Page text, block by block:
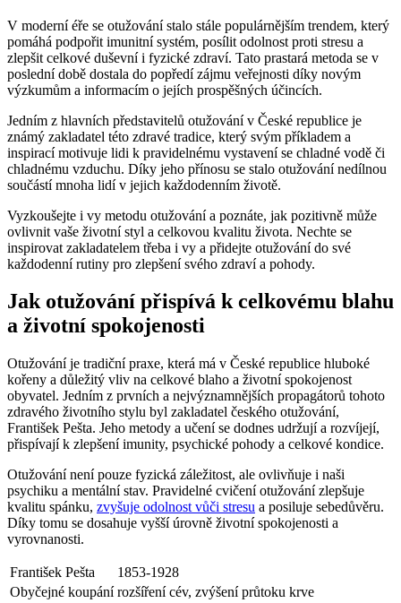
V moderní éře se otužování stalo stále populárnějším trendem, který
pomáhá podpořit imunitní systém, posílit odolnost proti stresu a
zlepšit celkové duševní i fyzické zdraví. Tato prastará metoda se v
poslední době dostala do popředí zájmu veřejnosti díky novým
výzkumům a informacím o jejích prospěšných účincích.
Jedním z hlavních představitelů otužování v České republice je
známý zakladatel této zdravé tradice, který svým příkladem a
inspirací motivuje lidi k pravidelnému vystavení se chladné vodě či
chladnému vzduchu. Díky jeho přínosu se stalo otužování nedílnou
součástí mnoha lidí v jejich každodenním životě.
Vyzkoušejte i vy metodu otužování a poznáte, jak pozitivně může
ovlivnit vaše životní styl a celkovou kvalitu života. Nechte se
inspirovat zakladatelem třeba i vy a přidejte otužování do své
každodenní rutiny pro zlepšení svého zdraví a pohody.
Jak otužování přispívá k celkovému blahu
a životní spokojenosti
Otužování je tradiční praxe, která má v České republice hluboké
kořeny a důležitý vliv na celkové blaho a životní spokojenost
obyvatel. Jedním z prvních a nejvýznamnějších propagátorů tohoto
zdravého životního stylu byl zakladatel českého otužování,
František Pešta. Jeho metody a učení se dodnes udržují a rozvíjejí,
přispívají k zlepšení imunity, psychické pohody a celkové kondice.
Otužování není pouze fyzická záležitost, ale ovlivňuje i naši
psychiku a mentální stav. Pravidelné cvičení otužování zlepšuje
kvalitu spánku, zvyšuje odolnost vůči stresu a posiluje sebedůvěru.
Díky tomu se dosahuje vyšší úrovně životní spokojenosti a
vyrovnanosti.
František Pešta
1853-1928
Obyčejné koupání rozšíření cév, zvýšení průtoku krve